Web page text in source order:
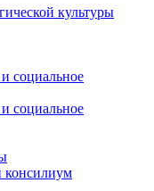
культуры
социальное
социальное
консилиум